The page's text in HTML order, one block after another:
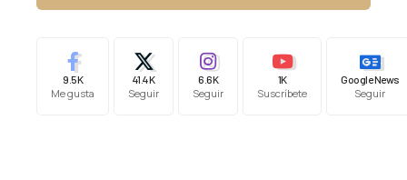
9.5K
Me gusta
41.4K
Seguir
6.6K
Seguir
1K
Suscríbete
Google News
Seguir